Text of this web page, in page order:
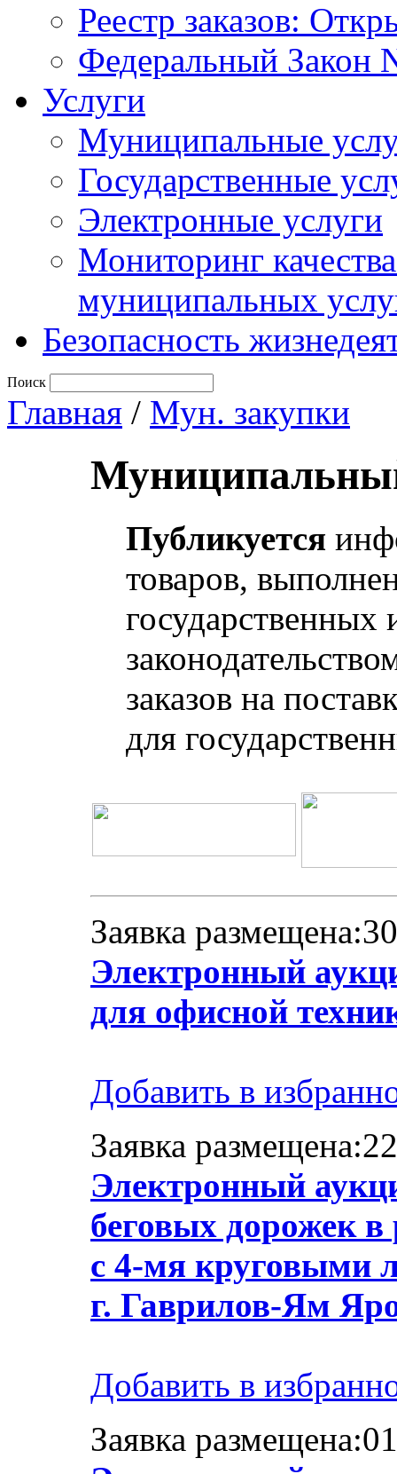
Реестр заказов:
Федеральный Закон
Услуги
Муниципальные
Государственные
Электронные услуги
Мониторинг
муниципальных
Безопасность
Поиск
Главная / Мун. закупки
Публикуется
товаров,
заказов на
для
Заявка
Электронный
для офисной
Добавить в
Заявка
Электронный
беговых дорожек в
с 4-мя круговыми
г. Гаврилов-Ям
Добавить в
Заявка